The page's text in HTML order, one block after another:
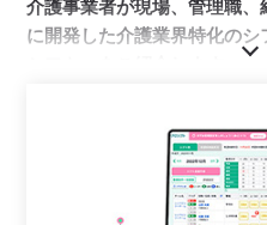
介護事業者が現場、管理職
に開発した介護業界特化の
するお手伝いを致します。